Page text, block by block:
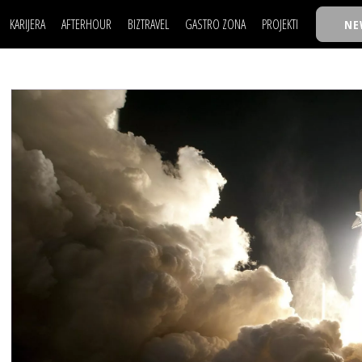
KARIJERA
LJUDI (HR)
USAVRŠAVANJE
KNOW-HOW
AFTERHOUR
KNJIGE
AUTO SVET
STIL
WELLBEING
BIZTRAVEL GASTRO ZONA PROJEKTI
BIZKOLEGIJUM
BMW BIZNIS
BIZLIFE WEEK
IZJAVA GODINE
POSAO
MOJ UGAO
FILM I SCENA
AUTO SVET
WELLBEING
NAJKOLEGA
30 ISPOD 30
BMW BIZNIS
BIZLIFE WEEK
IZJAVA GODINE